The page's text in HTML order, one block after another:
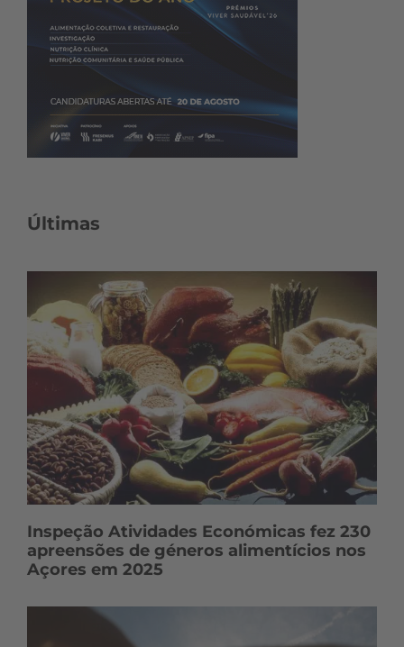
Últimas
Inspeção Atividades Económicas fez 230
apreensões de géneros alimentícios nos
Açores em 2025